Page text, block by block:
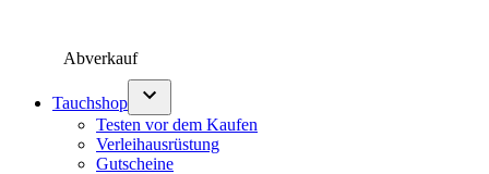
Abverkauf
Tauchshop
Testen vor dem Kaufen
Verleihausrüstung
Gutscheine